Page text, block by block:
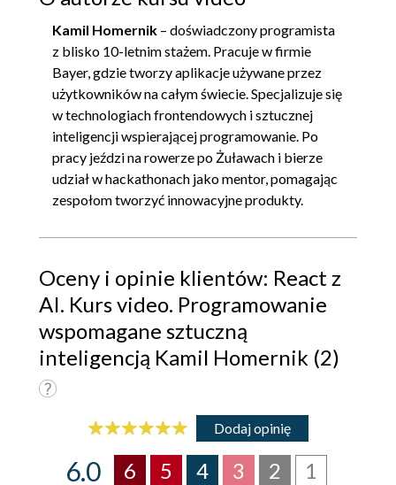
Kamil Homernik – doświadczony programista
z blisko 10-letnim stażem. Pracuje w firmie
Bayer, gdzie tworzy aplikacje używane przez
użytkowników na całym świecie. Specjalizuje się
w technologiach frontendowych i sztucznej
inteligencji wspierającej programowanie. Po
pracy jeździ na rowerze po Żuławach i bierze
udział w hackathonach jako mentor, pomagając
zespołom tworzyć innowacyjne produkty.
Oceny i opinie klientów: React z
AI. Kurs video. Programowanie
wspomagane sztuczną
inteligencją Kamil Homernik (2)
Dodaj opinię
6.0 6 5 4 3 2 1